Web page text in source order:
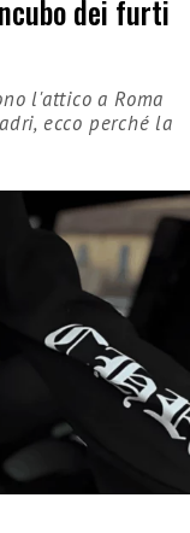
dei furti
l'attico a Roma
ecco perché la